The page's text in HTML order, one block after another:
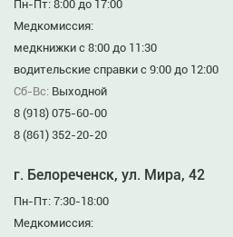
Пн-Пт: 8:00 до 17:00
Медкомиссия:
медкнижки с 8:00 до 11:30
водительские справки с 9:00 до 12:00
Сб-Вс: Выходной
8 (918) 075-60-00
8 (861) 352-20-20
г. Белореченск, ул. Мира, 42
Пн-Пт: 7:30-18:00
Медкомиссия: